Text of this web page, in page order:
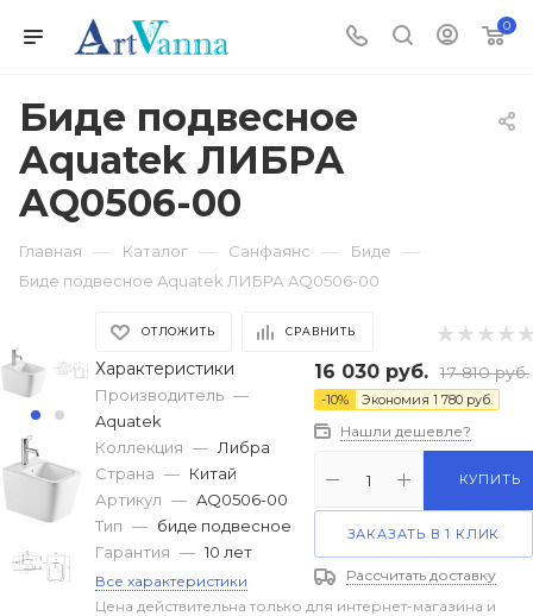
0
Биде подвесное
Aquatek ЛИБРА
AQ0506-00
Главная — Каталог — Санфаянс — Биде —
Биде подвесное Aquatek ЛИБРА AQ0506-00
ОТЛОЖИТЬ СРАВНИТЬ
Характеристики
Производитель —
Aquatek
Коллекция — Либра
Страна — Китай
Артикул — AQ0506-00
Тип — биде подвесное
Гарантия — 10 лет
Все характеристики
16 030 руб. 17 810руб.
-10% Экономия 1 780 руб.
Нашли дешевле?
КУПИТЬ
ЗАКАЗАТЬ В 1 КЛИК
Рассчитать доставку
Цена действительна только для интернет-магазина и